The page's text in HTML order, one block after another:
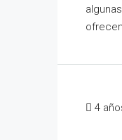
4